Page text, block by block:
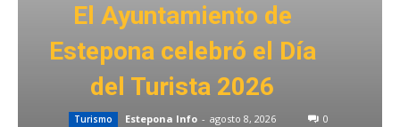
El Ayuntamiento de
Estepona celebró el Día
del Turista 2026
Turismo Estepona Info - agosto 8, 2026 0